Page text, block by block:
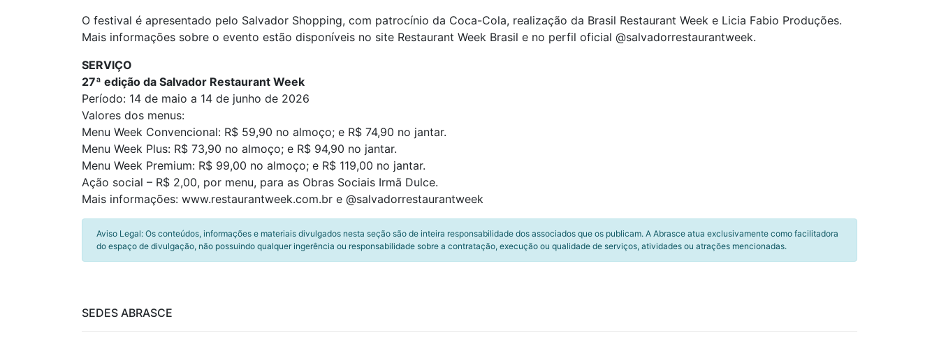
O festival é apresentado pelo Salvador Shopping, com patrocínio da Coca-Cola, realização da Brasil Restaurant Week e Licia Fabio Produções.
Mais informações sobre o evento estão disponíveis no site Restaurant Week Brasil e no perfil oficial @salvadorrestaurantweek.
SERVIÇO
27ª edição da Salvador Restaurant Week
Período: 14 de maio a 14 de junho de 2026
Valores dos menus:
Menu Week Convencional: R$ 59,90 no almoço; e R$ 74,90 no jantar.
Menu Week Plus: R$ 73,90 no almoço; e R$ 94,90 no jantar.
Menu Week Premium: R$ 99,00 no almoço; e R$ 119,00 no jantar.
Ação social – R$ 2,00, por menu, para as Obras Sociais Irmã Dulce.
Mais informações: www.restaurantweek.com.br e @salvadorrestaurantweek
Aviso Legal: Os conteúdos, informações e materiais divulgados nesta seção são de inteira responsabilidade dos associados que os publicam. A Abrasce atua exclusivamente como facilitadora
do espaço de divulgação, não possuindo qualquer ingerência ou responsabilidade sobre a contratação, execução ou qualidade de serviços, atividades ou atrações mencionadas.
SEDES ABRASCE